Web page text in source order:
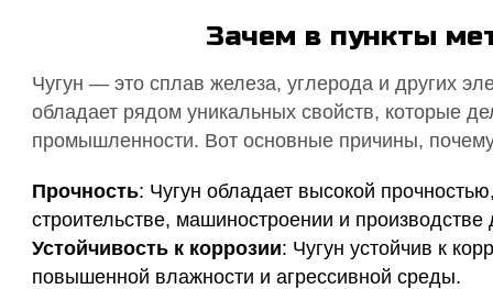
Зачем в пункты
Чугун — это сплав железа, углерода и других
обладает рядом уникальных свойств, которые
промышленности. Вот основные причины,
Прочность: Чугун обладает высокой
строительстве, машиностроении и
Устойчивость к коррозии: Чугун устойчив к
повышенной влажности и агрессивной среды.